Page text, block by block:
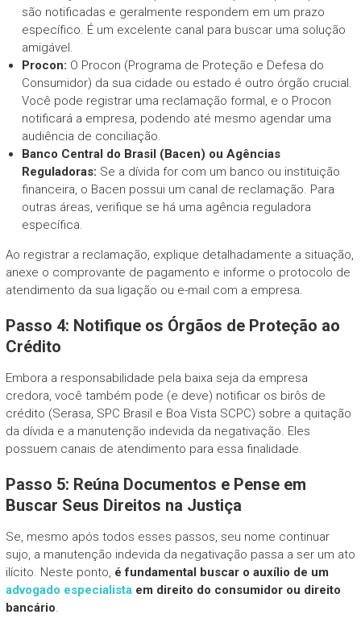
são notificadas e geralmente respondem em um prazo
específico. É um excelente canal para buscar uma solução
amigável.
Procon: O Procon (Programa de Proteção e Defesa do
Consumidor) da sua cidade ou estado é outro órgão crucial.
Você pode registrar uma reclamação formal, e o Procon
notificará a empresa, podendo até mesmo agendar uma
audiência de conciliação.
Banco Central do Brasil (Bacen) ou Agências
Reguladoras: Se a dívida for com um banco ou instituição
financeira, o Bacen possui um canal de reclamação. Para
outras áreas, verifique se há uma agência reguladora
específica.
Ao registrar a reclamação, explique detalhadamente a situação,
anexe o comprovante de pagamento e informe o protocolo de
atendimento da sua ligação ou e-mail com a empresa.
Passo 4: Notifique os Órgãos de Proteção ao
Crédito
Embora a responsabilidade pela baixa seja da empresa
credora, você também pode (e deve) notificar os birôs de
crédito (Serasa, SPC Brasil e Boa Vista SCPC) sobre a quitação
da dívida e a manutenção indevida da negativação. Eles
possuem canais de atendimento para essa finalidade.
Passo 5: Reúna Documentos e Pense em
Buscar Seus Direitos na Justiça
Se, mesmo após todos esses passos, seu nome continuar
sujo, a manutenção indevida da negativação passa a ser um ato
ilícito. Neste ponto, é fundamental buscar o auxílio de um
advogado especialistaem direito do consumidor ou direito
bancário.